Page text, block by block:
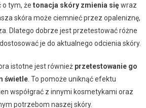
o tym, że tonacja skóry zmienia sięwraz
skóra może ciemnieć przez opaleniznę,
Dlatego dobrze jest przetestować różne
je do aktualnego odcienia skóry.
istotne jest również przetestowanie go
świetle. To pomoże uniknąć efektu
współgrać z innymi kosmetykami oraz
potrzebom naszej skóry.